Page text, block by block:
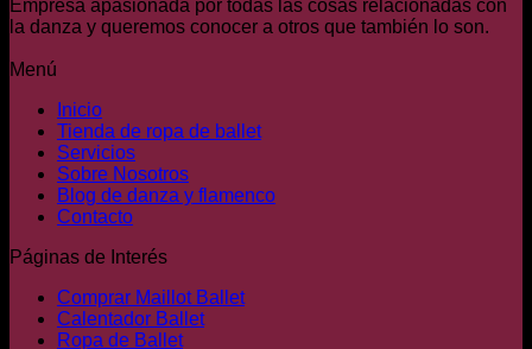
Empresa apasionada por todas las cosas relacionadas con
la danza y queremos conocer a otros que también lo son.
Menú
Inicio
Tienda de ropa de ballet
Servicios
Sobre Nosotros
Blog de danza y flamenco
Contacto
Páginas de Interés
Comprar Maillot Ballet
Calentador Ballet
Ropa de Ballet